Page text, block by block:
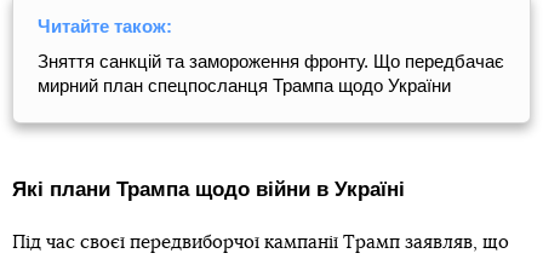
Читайте також:
Зняття санкцій та замороження фронту. Що передбачає
мирний план спецпосланця Трампа щодо України
Які плани Трампа щодо війни в Україні
Під час своєї передвиборчої кампанії Трамп заявляв, що